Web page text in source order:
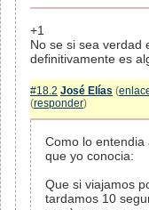
+1
No se si sea verdad
definitivamente es
#18.2 José Elías (
(responder)
Como lo entendia
que yo conocia:
Que si viajamos
tardamos 10